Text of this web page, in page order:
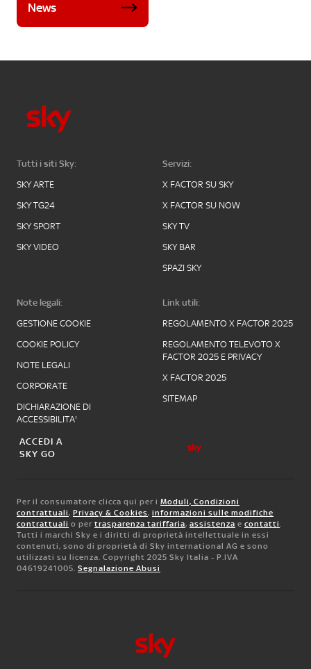
News
Tutti i siti Sky:
SKY ARTE
SKY TG24
SKY SPORT
SKY VIDEO
Servizi:
X FACTOR SU SKY
X FACTOR SU NOW
SKY TV
SKY BAR
SPAZI SKY
Note legali:
GESTIONE COOKIE
COOKIE POLICY
NOTE LEGALI
CORPORATE
DICHIARAZIONE DI
ACCESSIBILITA'
Link utili:
REGOLAMENTO X FACTOR 2025
REGOLAMENTO TELEVOTO X
FACTOR 2025 E PRIVACY
X FACTOR 2025
SITEMAP
ACCEDI A
SKY GO
Per il consumatore clicca qui per i Moduli, Condizioni
contrattuali, Privacy & Cookies, informazioni sulle modifiche
contrattuali o per trasparenza tariffaria, assistenza e contatti.
Tutti i marchi Sky e i diritti di proprietà intellettuale in essi
contenuti, sono di proprietà di Sky international AG e sono
utilizzati su licenza. Copyright 2025 Sky Italia - P.IVA
04619241005. Segnalazione Abusi